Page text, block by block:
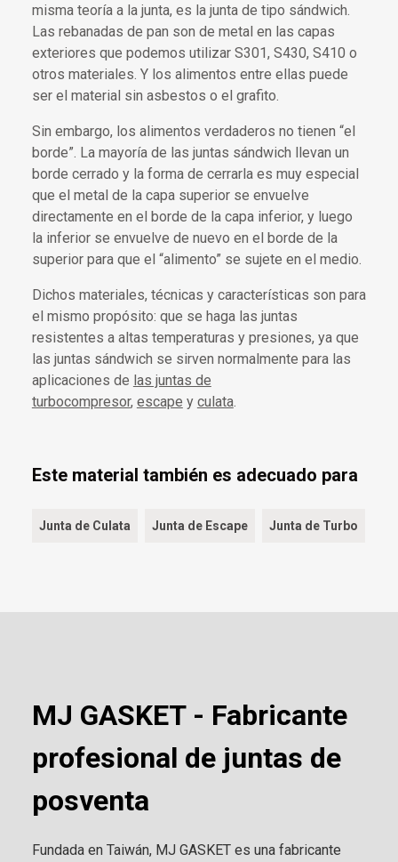
misma teoría a la junta, es la junta de tipo sándwich.
Las rebanadas de pan son de metal en las capas
exteriores que podemos utilizar S301, S430, S410 o
otros materiales. Y los alimentos entre ellas puede
ser el material sin asbestos o el grafito.
Sin embargo, los alimentos verdaderos no tienen “el
borde”. La mayoría de las juntas sándwich llevan un
borde cerrado y la forma de cerrarla es muy especial
que el metal de la capa superior se envuelve
directamente en el borde de la capa inferior, y luego
la inferior se envuelve de nuevo en el borde de la
superior para que el “alimento” se sujete en el medio.
Dichos materiales, técnicas y características son para
el mismo propósito: que se haga las juntas
resistentes a altas temperaturas y presiones, ya que
las juntas sándwich se sirven normalmente para las
aplicaciones de las juntas de
turbocompresor, escape y culata.
Este material también es adecuado para
Junta de Culata Junta de Escape Junta de Turbo
MJ GASKET - Fabricante
profesional de juntas de
posventa
Fundada en Taiwán, MJ GASKET es una fabricante